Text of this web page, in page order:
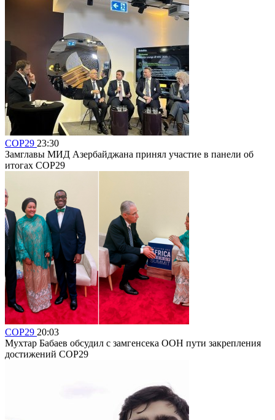
COP29 23:30
Замглавы МИД Азербайджана принял участие в панели об
итогах COP29
COP29 20:03
Мухтар Бабаев обсудил с замгенсека ООН пути закрепления
достижений COP29